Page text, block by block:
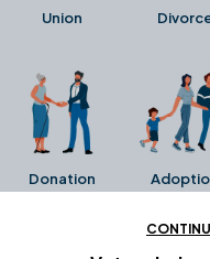
Union
Donation